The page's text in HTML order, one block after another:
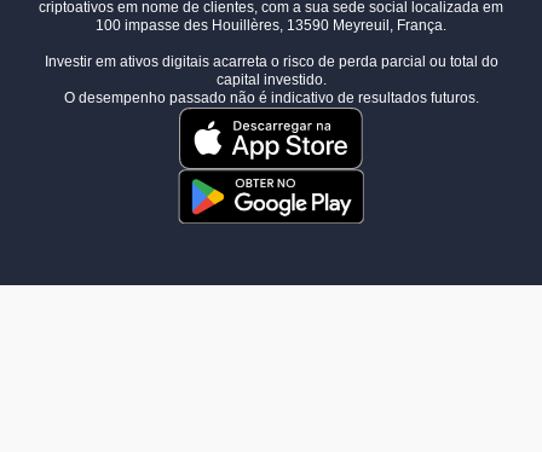
criptoativos em nome de clientes, com a sua sede social localizada em
100 impasse des Houillères, 13590 Meyreuil, França.
Investir em ativos digitais acarreta o risco de perda parcial ou total do
capital investido.
O desempenho passado não é indicativo de resultados futuros.